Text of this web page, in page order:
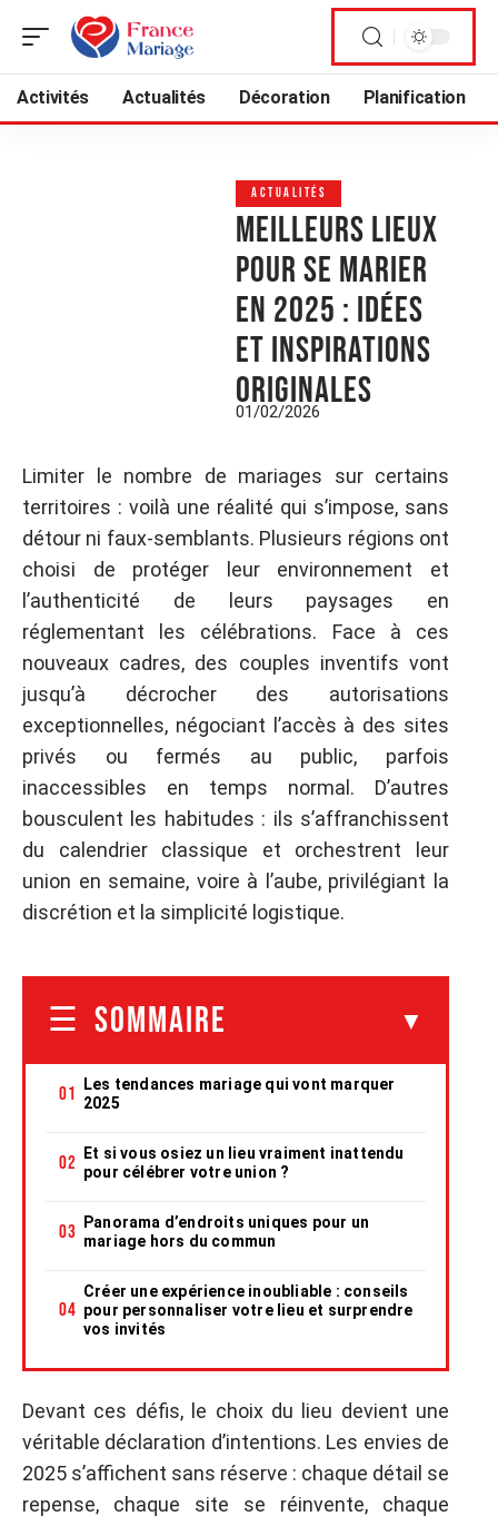
Activités Actualités Décoration Planification
ACTUALITÉS
Meilleurs lieux
pour se marier
en 2025 : idées
et inspirations
originales
01/02/2026
Limiter le nombre de mariages sur certains
territoires : voilà une réalité qui s’impose, sans
détour ni faux-semblants. Plusieurs régions ont
choisi de protéger leur environnement et
l’authenticité de leurs paysages en
réglementant les célébrations. Face à ces
nouveaux cadres, des couples inventifs vont
jusqu’à décrocher des autorisations
exceptionnelles, négociant l’accès à des sites
privés ou fermés au public, parfois
inaccessibles en temps normal. D’autres
bousculent les habitudes : ils s’affranchissent
du calendrier classique et orchestrent leur
union en semaine, voire à l’aube, privilégiant la
discrétion et la simplicité logistique.
SOMMAIRE
Les tendances mariage qui vont marquer
2025
Et si vous osiez un lieu vraiment inattendu
pour célébrer votre union ?
Panorama d’endroits uniques pour un
mariage hors du commun
Créer une expérience inoubliable : conseils
pour personnaliser votre lieu et surprendre
vos invités
Devant ces défis, le choix du lieu devient une
véritable déclaration d’intentions. Les envies de
2025 s’affichent sans réserve : chaque détail se
repense, chaque site se réinvente, chaque